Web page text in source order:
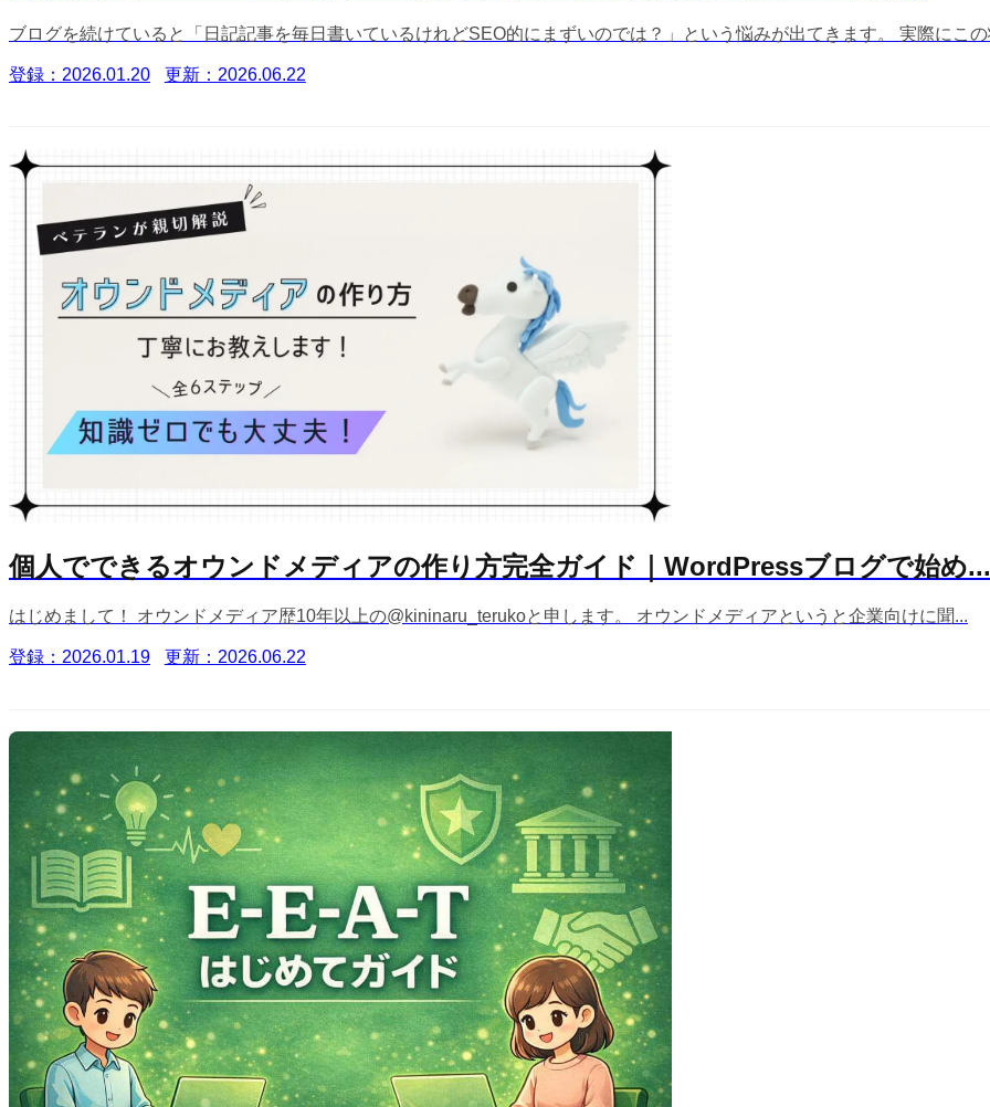
ブログを続けていると「日記記事を毎日書いているけれどSEO的にまずいのでは？」という悩みが出てきます。 実際にこ
登録：2026.01.20 更新：2026.06.22
個人でできるオウンドメディアの作り方完全ガイド｜WordPressブログで始め...
はじめまして！ オウンドメディア歴10年以上の@kininaru_terukoと申します。 オウンドメディアというと企業向けに聞...
登録：2026.01.19 更新：2026.06.22